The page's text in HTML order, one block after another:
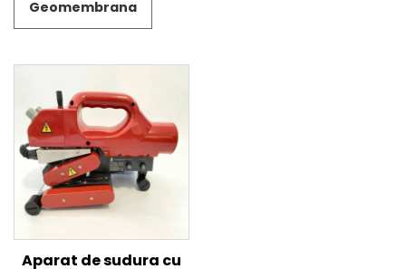
Geomembrana
Aparat de sudura cu